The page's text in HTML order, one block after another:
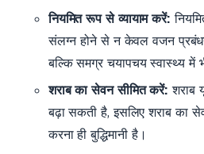
नियमित रूप से व्यायाम करें:
संलग्न होने से न केवल वजन
बल्कि समग्र चयापचय स्वास्थ्य में
शराब का सेवन सीमित करें:शराब
बढ़ा सकती है, इसलिए शराब का
करना ही बुद्धिमानी है।